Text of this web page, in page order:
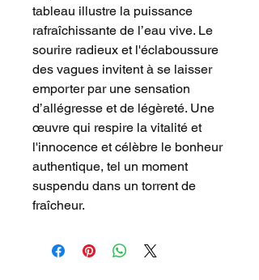
tableau illustre la puissance
rafraîchissante de l’eau vive. Le
sourire radieux et l'éclaboussure
des vagues invitent à se laisser
emporter par une sensation
d’allégresse et de légèreté. Une
œuvre qui respire la vitalité et
l'innocence et célèbre le bonheur
authentique, tel un moment
suspendu dans un torrent de
fraîcheur.